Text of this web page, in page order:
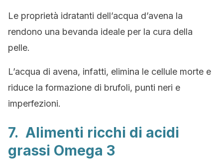
Le proprietà idratanti dell’acqua d’avena la
rendono una bevanda ideale per la cura della
pelle.
L’acqua di avena, infatti, elimina le cellule morte e
riduce la formazione di brufoli, punti neri e
imperfezioni.
7. Alimenti ricchi di acidi
grassi Omega 3